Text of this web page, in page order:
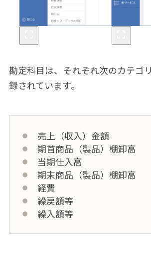
勘定科目は、それぞれ次のカテゴ
録されています。
売上（収入）金額
期首商品（製品）棚卸高
当期仕入高
期末商品（製品）棚卸高
経費
繰戻額等
繰入額等